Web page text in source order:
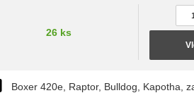
26 ks
Boxer 420e, Raptor, Bulldog, Kapotha,